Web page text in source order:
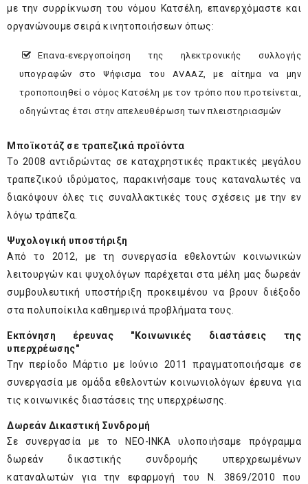
με την συρρίκνωση του νόμου Κατσέλη, επανερχόμαστε και
οργανώνουμε σειρά κινητοποιήσεων όπως:
Επανα-ενεργοποίηση της ηλεκτρονικής συλλογής
υπογραφών στο Ψήφισμα του ΑVAAZ, με αίτημα να μην
τροποποιηθεί ο νόμος Κατσέλη με τον τρόπο που προτείνεται,
οδηγώντας έτσι στην απελευθέρωση των πλειστηριασμών
Μποϊκοτάζ σε τραπεζικά προϊόντα
Το 2008 αντιδρώντας σε καταχρηστικές πρακτικές μεγάλου
τραπεζικού ιδρύματος, παρακινήσαμε τους καταναλωτές να
διακόψουν όλες τις συναλλακτικές τους σχέσεις με την εν
λόγω τράπεζα.
Ψυχολογική υποστήριξη
Από το 2012, με τη συνεργασία εθελοντών κοινωνικών
λειτουργών και ψυχολόγων παρέχεται στα μέλη μας δωρεάν
συμβουλευτική υποστήριξη προκειμένου να βρουν διέξοδο
στα πολυποίκιλα καθημερινά προβλήματα τους.
Εκπόνηση έρευνας "Κοινωνικές διαστάσεις της
υπερχρέωσης"
Την περίοδο Μάρτιο με Ιούνιο 2011 πραγματοποιήσαμε σε
συνεργασία με ομάδα εθελοντών κοινωνιολόγων έρευνα για
τις κοινωνικές διαστάσεις της υπερχρέωσης.
Δωρεάν Δικαστική Συνδρομή
Σε συνεργασία με το ΝΕΟ-ΙΝΚΑ υλοποιήσαμε πρόγραμμα
δωρεάν δικαστικής συνδρομής υπερχρεωμένων
καταναλωτών για την εφαρμογή του Ν. 3869/2010 που